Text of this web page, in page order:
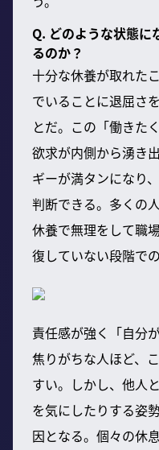
Q. どのような状態に
るのか？
十分な休養が取れた
でいることに退屈さ
とだ。この「働きた
欲求が内側から湧き
ギーが満タンになり
判断できる。多くの
休養で無理をして職
復していない段階で
責任感が強く「自分
焦りがちな人ほど、
すい。しかし、他人
を気にしたりする姿
因となる。個々の休